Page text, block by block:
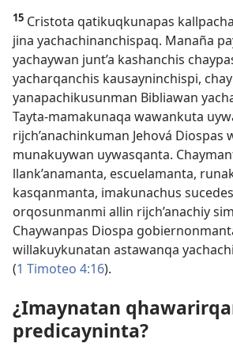
15 Cristota qatikuqkunapas
jina yachachinanchispaq. Manaña
yachaywan junt’a kashanchis
yacharqanchis kausayninchispi,
yanapachikusunman Bibliawan
Tayta-mamakunaqa wawankuta
rijch’anachinkuman Jehová Diospas
munakuywan uywasqanta.
llank’anamanta, escuelamanta,
kasqanmanta, imakunachus
orqosunmanmi allin rijch’anachiy
Chaywanpas Diospa
willakuykunatan astawanqa
(1 Timoteo 4:16).
¿Imaynatan
predicayninta?